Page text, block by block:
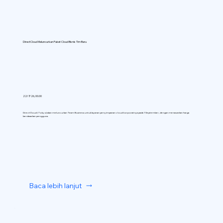
DirectCloud Meluncurkan Paket Cloud Bisnis Tim Baru
22/7/26, 00.00
DirectCloud (Tokyo) akan meluncurkan Team Business untuk layanan penyimpanan cloud korporatnya pada 1 September, dengan menawarkan harga
berdasarkan pengguna.
Baca lebih lanjut